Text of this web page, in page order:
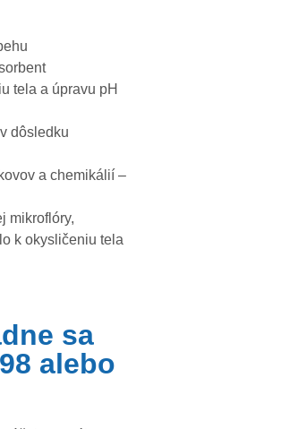
tela a úpravu pH
dôsledku
a chemikálií –
mikroflóry,
k okysličeniu tela
sa
alebo